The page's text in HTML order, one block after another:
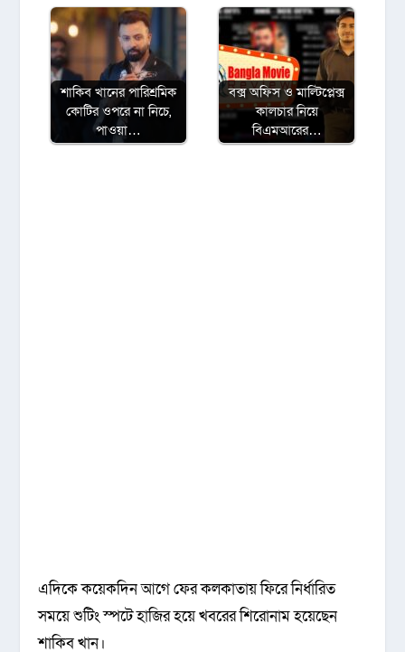
শাকিব খানের পারিশ্রমিক
কোটির ওপরে না নিচে,
পাওয়া…
বক্স অফিস ও মাল্টিপ্লেক্স
কালচার নিয়ে
বিএমআরের…
এদিকে কয়েকদিন আগে ফের কলকাতায় ফিরে নির্ধারিত
সময়ে শুটিং স্পটে হাজির হয়ে খবরের শিরোনাম হয়েছেন
শাকিব খান।